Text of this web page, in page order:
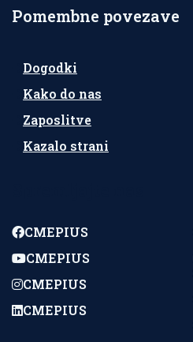
Pomembne povezave
Dogodki
Kako do nas
Zaposlitve
Kazalo strani
CMEPIUS
CMEPIUS
CMEPIUS
CMEPIUS